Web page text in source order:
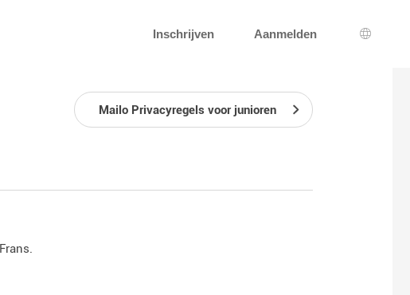
Inschrijven Aanmelden
Taal
Mailo Privacyregels voor junioren